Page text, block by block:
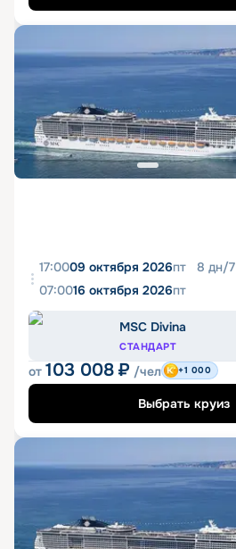
17:0009 октября 2026пт 8 дн/7
07:0016 октября 2026пт
MSC Divina
СТАНДАРТ
от 103 008 ₽ /чел +1 000
Выбрать круиз